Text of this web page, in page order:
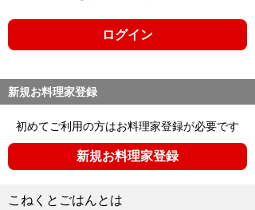
新規お料理家登録
初めてご利用の方はお料理家登録が必要です
新規お料理家登録
こねくとごはんとは